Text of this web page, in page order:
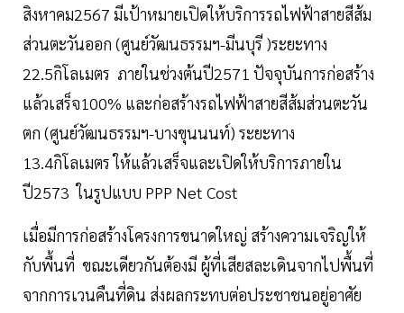
สิงหาคม2567 มีเป้าหมายเปิดให้บริการรถไฟฟ้าสายสีส้ม
ส่วนตะวันออก (ศูนย์วัฒนธรรมฯ-มีนบุรี )ระยะทาง
22.5กิโลเมตร ภายในช่วงต้นปี2571 ปัจจุบันการก่อสร้าง
แล้วเสร็จ100% และก่อสร้างรถไฟฟ้าสายสีส้มส่วนตะวัน
ตก (ศูนย์วัฒนธรรมฯ-บางขุนนนท์) ระยะทาง
13.4กิโลเมตร ให้แล้วเสร็จและเปิดให้บริการภายใน
ปี2573 ในรูปแบบ PPP Net Cost
เมื่อมีการก่อสร้างโครงการขนาดใหญ่ สร้างความเจริญให้
กับพื้นที่ ขณะเดียวกันต้องมี ผู้ที่เสียสละเดินจากไปพื้นที่
จากการเวนคืนที่ดิน ส่งผลกระทบต่อประชาชนอยู่อาศัย